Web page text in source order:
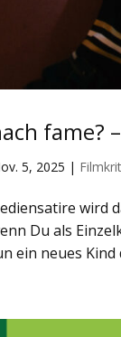
fame?
5, 2025 |
wird
Du als
ein neues